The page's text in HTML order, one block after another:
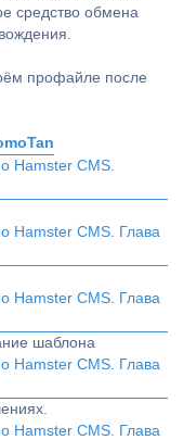
средство обмена
профайле после
Hamster CMS.
Hamster CMS. Глава
Hamster CMS. Глава
шаблона
Hamster CMS. Глава
Hamster CMS. Глава